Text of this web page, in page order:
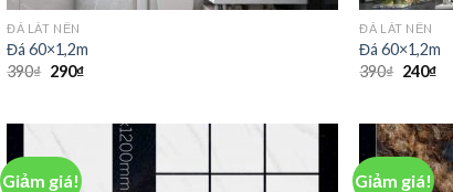
ĐÁ LÁT NỀN
Đá 60×1,2m
390₫ 290₫
ĐÁ LÁT NỀN
Đá 60×1,2m
390₫ 240₫
Giảm giá! Giảm giá!